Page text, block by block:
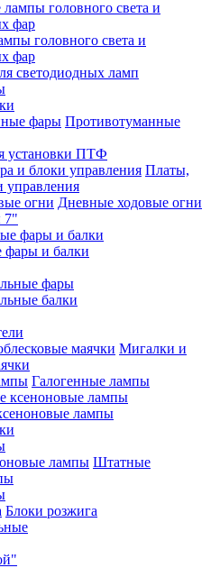
головного света и
фар
светодиодных ламп
Противотуманные
установки ПТФ
Платы,
управления
Дневные ходовые огни
7"
фары и балки
фары
балки
Мигалки и
Галогенные лампы
лампы
Штатные
Блоки розжига